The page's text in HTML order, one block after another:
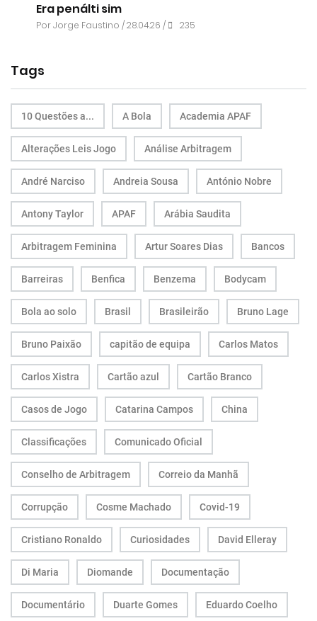
Era penálti sim
PorJorge Faustino / 28.04.26 / 235
Tags
10 Questões a... A Bola Academia APAF
Alterações Leis Jogo Análise Arbitragem
André Narciso Andreia Sousa António Nobre
Antony Taylor APAF Arábia Saudita
Arbitragem Feminina Artur Soares Dias Bancos
Barreiras Benfica Benzema Bodycam
Bola ao solo Brasil Brasileirão Bruno Lage
Bruno Paixão capitão de equipa Carlos Matos
Carlos Xistra Cartão azul Cartão Branco
Casos de Jogo Catarina Campos China
Classificações Comunicado Oficial
Conselho de Arbitragem Correio da Manhã
Corrupção Cosme Machado Covid-19
Cristiano Ronaldo Curiosidades David Elleray
Di Maria Diomande Documentação
Documentário Duarte Gomes Eduardo Coelho